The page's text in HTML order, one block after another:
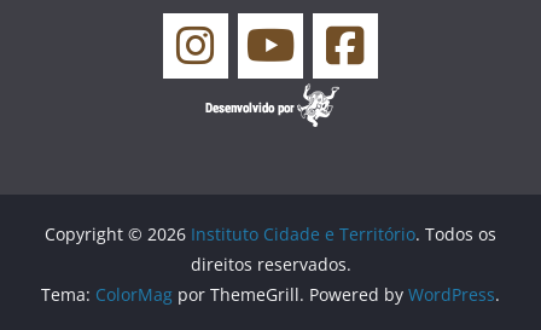
Copyright © 2026 Instituto Cidade e Território. Todos os
direitos reservados.
Tema: ColorMag por ThemeGrill. Powered by WordPress.